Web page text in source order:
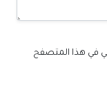
في هذا المتصفح